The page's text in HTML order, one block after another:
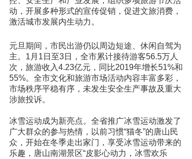
动，开展多种形式的宣传促销，促进文旅消费，
激活城市发展内生动力。
元旦期间，市民出游仍以周边短途、休闲自驾为
主。1月1日至3日，全市累计接待游客56.5万人
次，旅游收入4.23亿元，同比2019年增长51%和
55%。全市文化和旅游市场活动内容丰富多彩，
市场秩序平稳有序，未发生安全生产事故及重大
涉旅投诉。
冰雪运动成为新亮点。全省推广冰雪运动激发了
广大群众的参与热情，以前习惯“猫冬”的唐山民
众，开始在冬季走出家门，享受冰雪运动带来的
乐趣，唐山南湖景区“皮影心动力，冰雪欢乐